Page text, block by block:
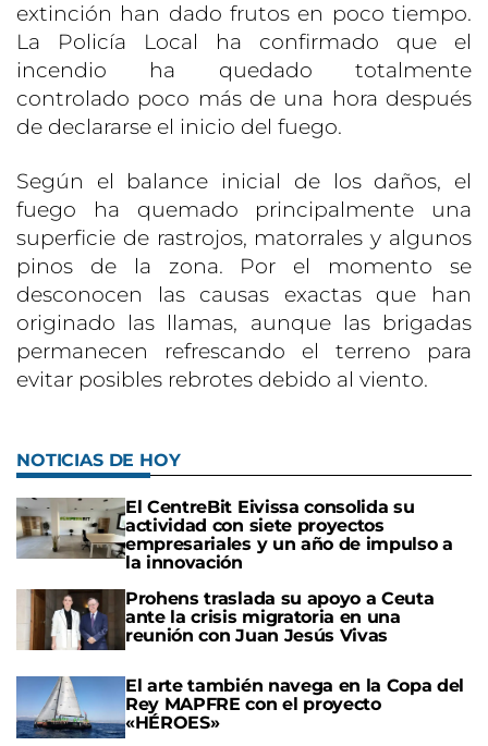
extinción han dado frutos en poco tiempo.
La Policía Local ha confirmado que el
incendio ha quedado totalmente
controlado poco más de una hora después
de declararse el inicio del fuego.
Según el balance inicial de los daños, el
fuego ha quemado principalmente una
superficie de rastrojos, matorrales y algunos
pinos de la zona. Por el momento se
desconocen las causas exactas que han
originado las llamas, aunque las brigadas
permanecen refrescando el terreno para
evitar posibles rebrotes debido al viento.
NOTICIAS DE HOY
El CentreBit Eivissa consolida su
actividad con siete proyectos
empresariales y un año de impulso a
la innovación
Prohens traslada su apoyo a Ceuta
ante la crisis migratoria en una
reunión con Juan Jesús Vivas
El arte también navega en la Copa del
Rey MAPFRE con el proyecto
«HÉROES»